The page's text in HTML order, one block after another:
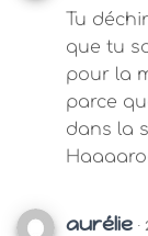
Tu
que tu
pour la
parce
dans la
aurélie